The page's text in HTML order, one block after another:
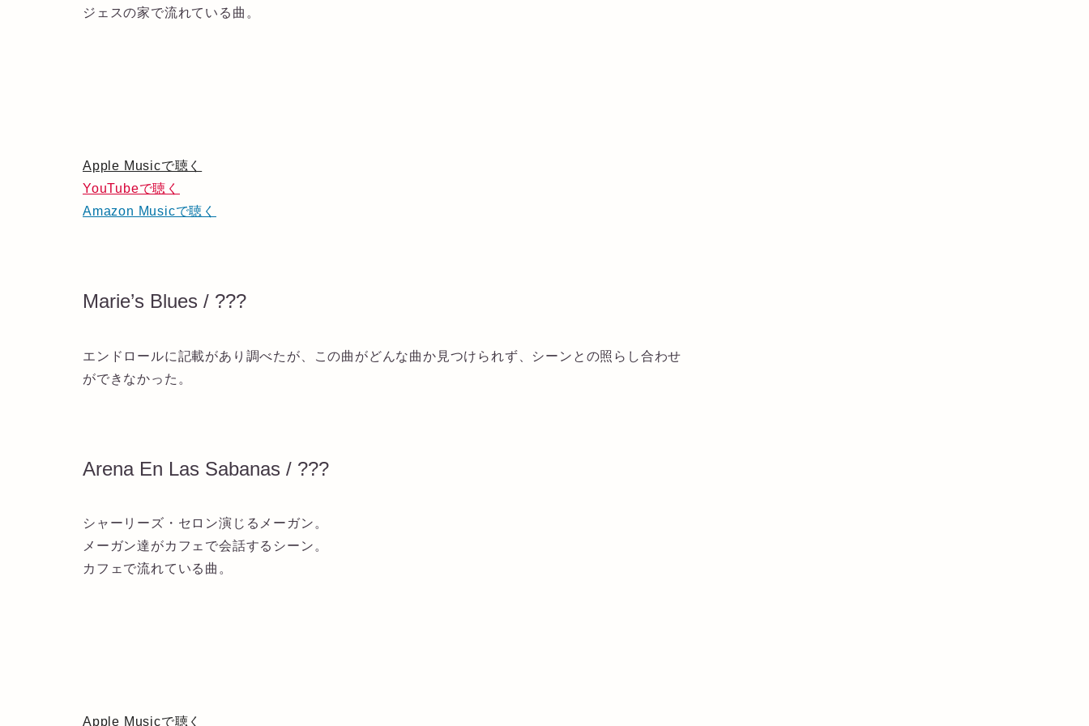
ジェスの家で流れている曲。
Apple Musicで聴く
YouTubeで聴く
Amazon Musicで聴く
Marie’s Blues / ???
エンドロールに記載があり調べたが、この曲がどんな曲か見つけられず、シーンとの照らし合わせ
ができなかった。
Arena En Las Sabanas / ???
シャーリーズ・セロン演じるメーガン。
メーガン達がカフェで会話するシーン。
カフェで流れている曲。
Apple Musicで聴く